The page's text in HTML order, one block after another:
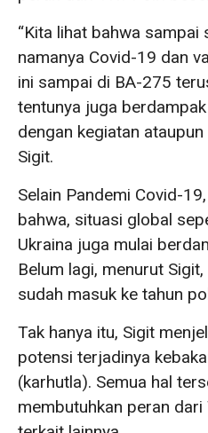
“Kita lihat bahwa sampai
namanya Covid-19 dan
ini sampai di BA-275
tentunya juga
dengan kegiatan
Sigit.
Selain Pandemi Covid-
bahwa, situasi global
Ukraina juga mulai
Belum lagi, menurut
sudah masuk ke tahun
Tak hanya itu, Sigit
potensi terjadinya
(karhutla). Semua hal
membutuhkan peran